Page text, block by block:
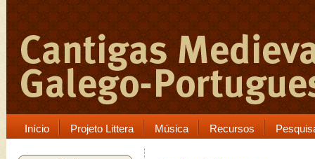
Início Projeto Littera Música Recursos